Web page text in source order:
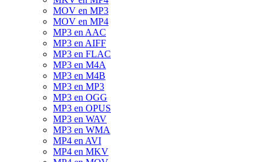
MOV en MP3
MOV en MP4
MP3 en AAC
MP3 en AIFF
MP3 en FLAC
MP3 en M4A
MP3 en M4B
MP3 en MP3
MP3 en OGG
MP3 en OPUS
MP3 en WAV
MP3 en WMA
MP4 en AVI
MP4 en MKV